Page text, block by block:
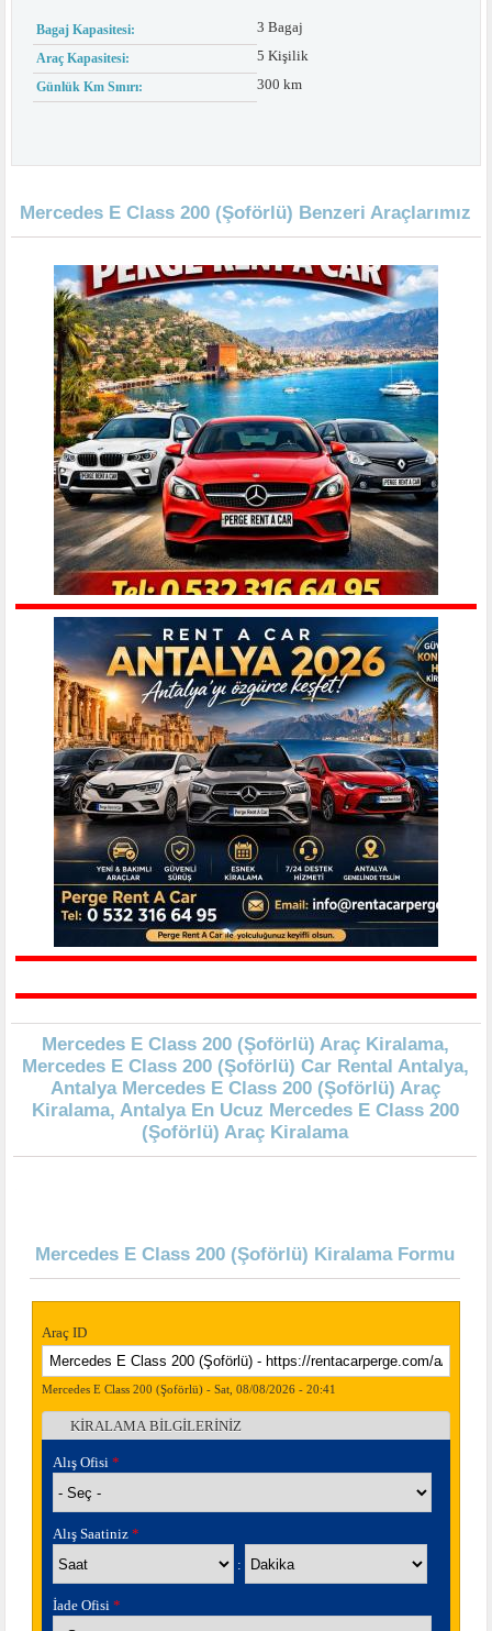
Bagaj Kapasitesi: 3 Bagaj
Araç Kapasitesi: 5 Kişilik
Günlük Km Sınırı: 300 km
Mercedes E Class 200 (Şoförlü) Benzeri Araçlarımız
Mercedes E Class 200 (Şoförlü) Araç Kiralama,
Mercedes E Class 200 (Şoförlü) Car Rental Antalya,
Antalya Mercedes E Class 200 (Şoförlü) Araç
Kiralama, Antalya En Ucuz Mercedes E Class 200
(Şoförlü) Araç Kiralama
Mercedes E Class 200 (Şoförlü) Kiralama Formu
Araç ID
Mercedes E Class 200 (Şoförlü) - Sat, 08/08/2026 - 20:41
Gizle
KİRALAMA BİLGİLERİNİZ
Alış Ofisi *
Alış Saatiniz *
:
İade Ofisi *